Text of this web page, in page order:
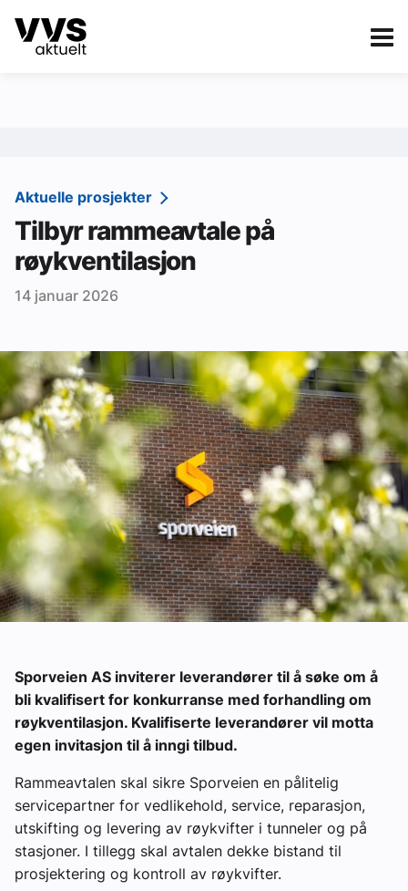
Kategorier
Sanitær
Ventilasjon
Varme og energi
Byggautomasjon
Aktuelle prosjekter
Om VVS Aktuelt
Kontakt oss:
Abonner på fagbladet Byggfakta Nyheter
Annonsere i VVS Aktuelt
Kontakt oss
Tips oss
eBlad
Aktuelle prosjekter
Tilbyr rammeavtale på
røykventilasjon
14 januar 2026
Sporveien AS inviterer leverandører til å søke om å
bli kvalifisert for konkurranse med forhandling om
røykventilasjon. Kvalifiserte leverandører vil motta
egen invitasjon til å inngi tilbud.
Rammeavtalen skal sikre Sporveien en pålitelig
servicepartner for vedlikehold, service, reparasjon,
utskifting og levering av røykvifter i tunneler og på
stasjoner. I tillegg skal avtalen dekke bistand til
prosjektering og kontroll av røykvifter.